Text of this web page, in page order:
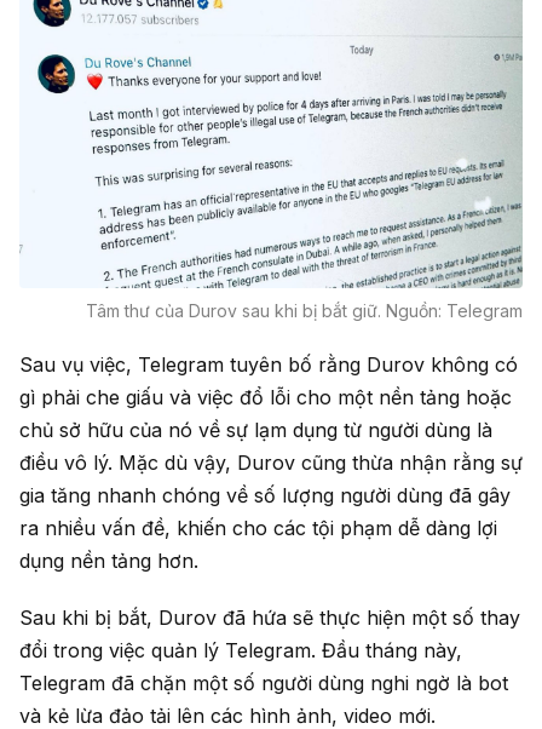
Tâm thư của Durov sau khi bị bắt giữ. Nguồn: Telegram
Sau vụ việc, Telegram tuyên bố rằng Durov không có
gì phải che giấu và việc đổ lỗi cho một nền tảng hoặc
chủ sở hữu của nó về sự lạm dụng từ người dùng là
điều vô lý. Mặc dù vậy, Durov cũng thừa nhận rằng sự
gia tăng nhanh chóng về số lượng người dùng đã gây
ra nhiều vấn đề, khiến cho các tội phạm dễ dàng lợi
dụng nền tảng hơn.
Sau khi bị bắt, Durov đã hứa sẽ thực hiện một số thay
đổi trong việc quản lý Telegram. Đầu tháng này,
Telegram đã chặn một số người dùng nghi ngờ là bot
và kẻ lừa đảo tải lên các hình ảnh, video mới.